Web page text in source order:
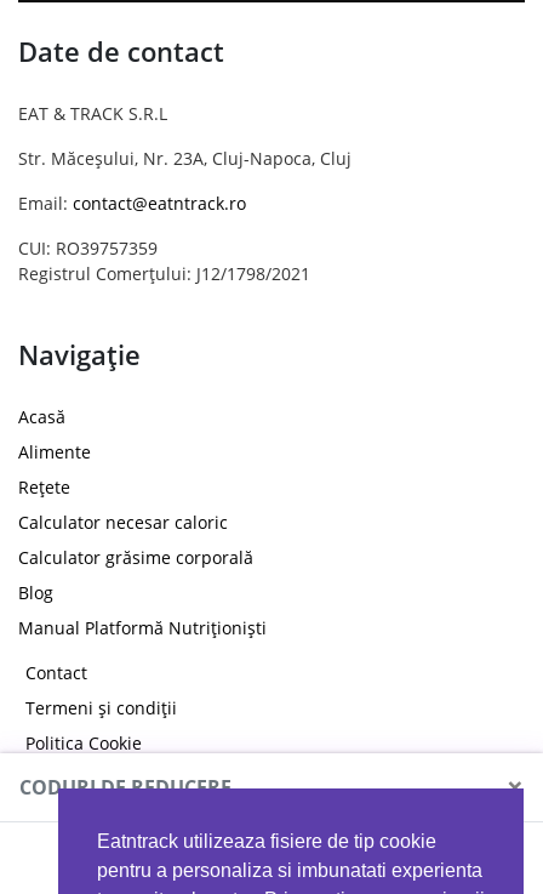
Eatntrack utilizeaza fisiere de tip cookie
pentru a personaliza si imbunatati experienta
Date de contact
EAT & TRACK S.R.L
Str. Măceșului, Nr. 23A, Cluj-Napoca, Cluj
Email: contact@eatntrack.ro
CUI: RO39757359
Registrul Comerțului: J12/1798/2021
Navigație
Acasă
Alimente
Rețete
Calculator necesar caloric
Calculator grăsime corporală
Blog
Manual Platformă Nutriționiști
Contact
Termeni și condiții
Politica Cookie
Politica de confidențialitate
CODURI DE REDUCERE ×
MYPROTEIN